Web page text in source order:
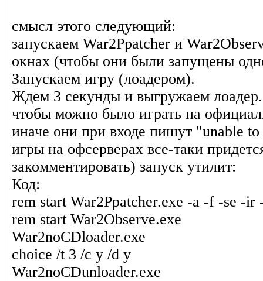
смысл этого следующий:
запускаем War2Ppatcher и
окнах (чтобы они были запущены
Запускаем игру (лоадером).
Ждем 3 секунды и выгружаем
чтобы можно было играть на
иначе они при входе пишут "unable
игры на офсерверах все-таки
закомментировать) запуск утилит:
Код:
rem start War2Ppatcher.exe -a -f -se -ir
rem start War2Observe.exe
War2noCDloader.exe
choice /t 3 /c y /d y
War2noCDunloader.exe